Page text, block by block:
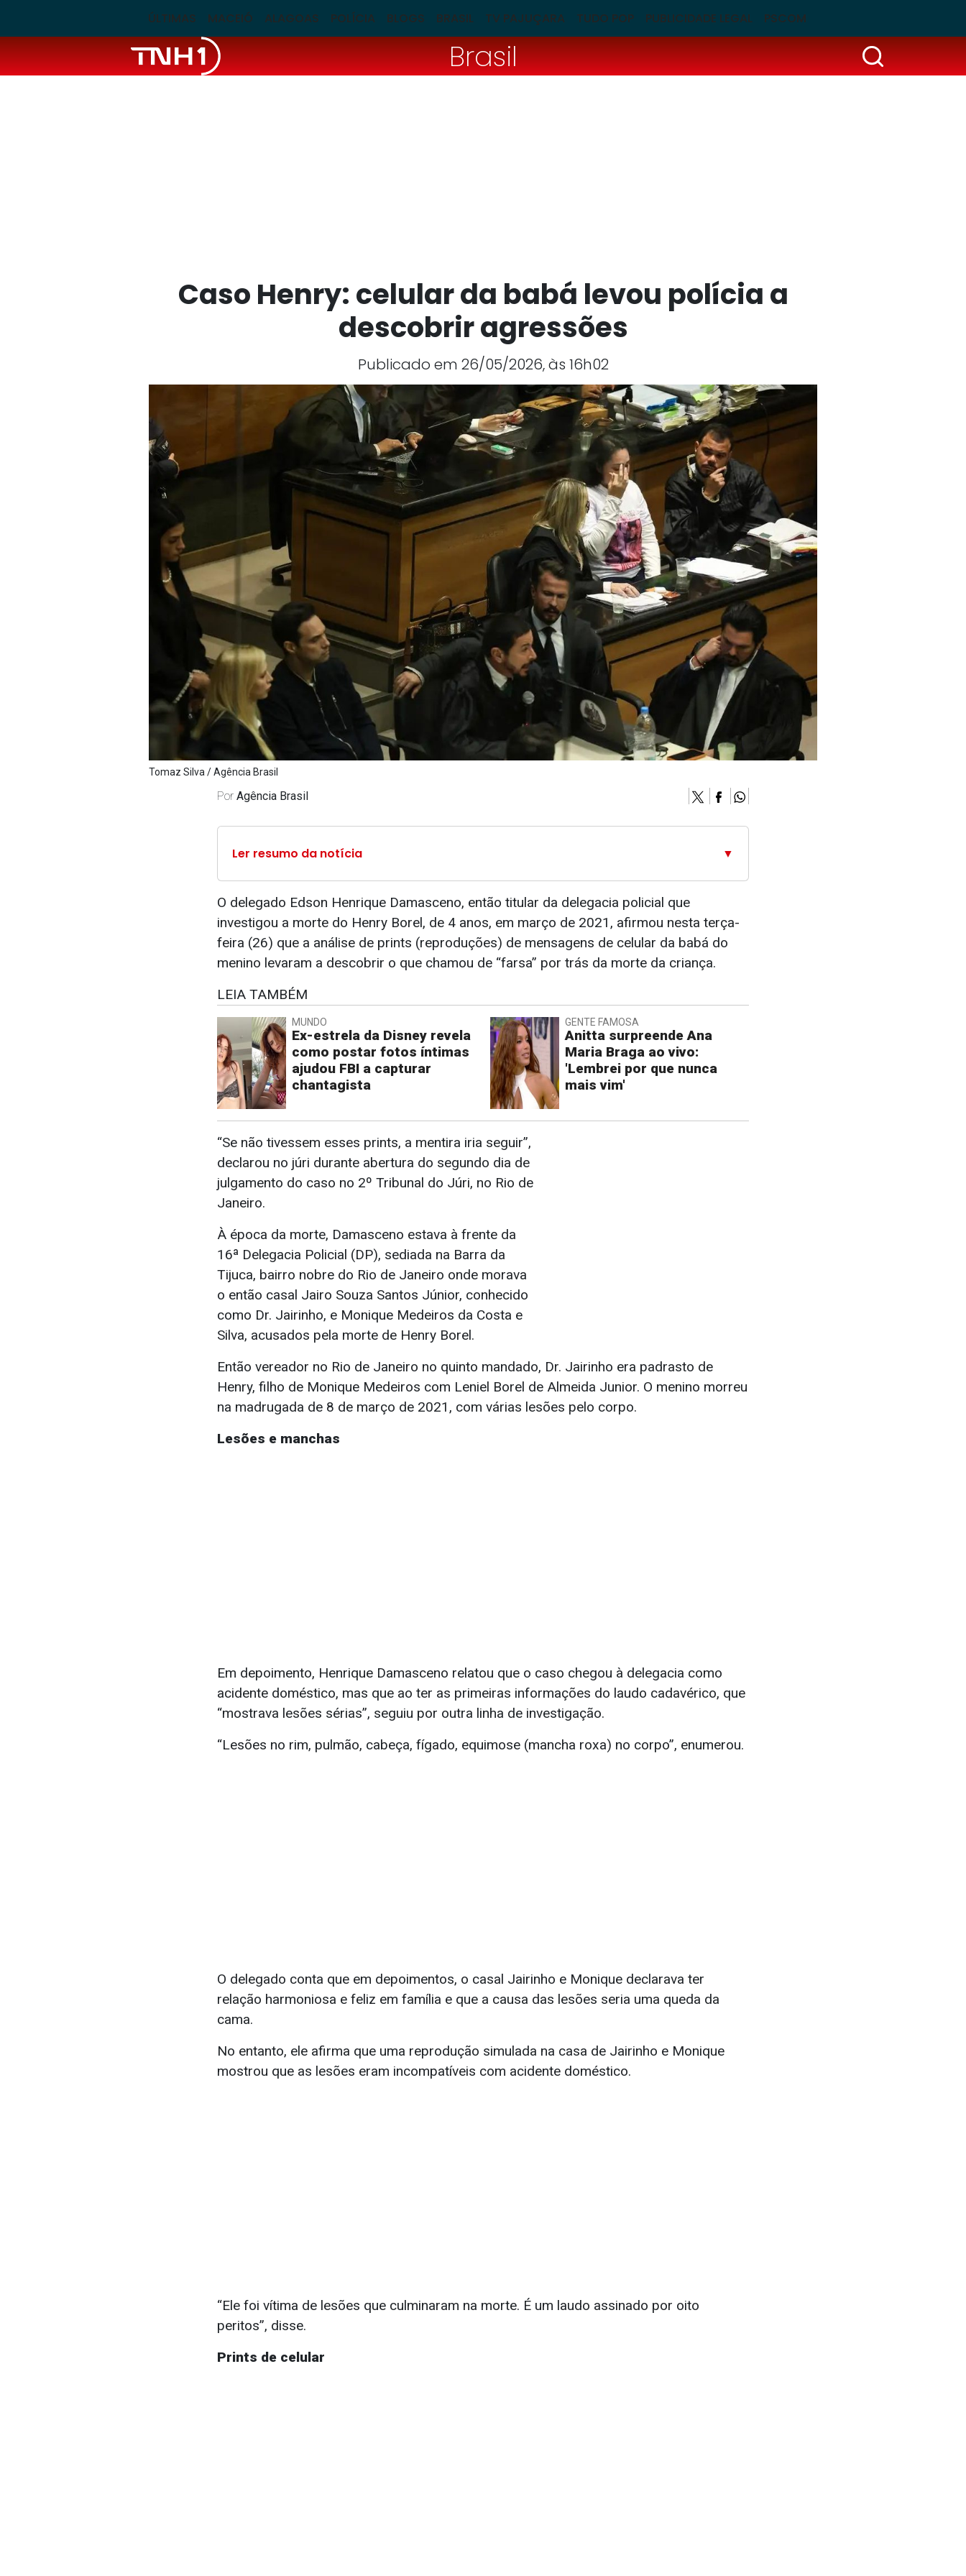
ÚLTIMAS MACEIÓ ALAGOAS POLÍCIA BLOGS BRASIL TV PAJUÇARA TUDO POP PUBLICIDADE LEGAL PSCOM
Brasil
Caso Henry: celular da babá levou polícia a
descobrir agressões
Publicado em 26/05/2026, às 16h02
Tomaz Silva / Agência Brasil
Por Agência Brasil
Ler resumo da notícia ▼
O delegado Edson Henrique Damasceno, então titular da delegacia policial que
investigou a morte do Henry Borel, de 4 anos, em março de 2021, afirmou nesta terça-
feira (26) que a análise de prints (reproduções) de mensagens de celular da babá do
menino levaram a descobrir o que chamou de “farsa” por trás da morte da criança.
LEIA TAMBÉM
MUNDO
Ex-estrela da Disney revela
como postar fotos íntimas
ajudou FBI a capturar
chantagista
GENTE FAMOSA
Anitta surpreende Ana
Maria Braga ao vivo:
'Lembrei por que nunca
mais vim'
“Se não tivessem esses prints, a mentira iria seguir”,
declarou no júri durante abertura do segundo dia de
julgamento do caso no 2º Tribunal do Júri, no Rio de
Janeiro.
À época da morte, Damasceno estava à frente da
16ª Delegacia Policial (DP), sediada na Barra da
Tijuca, bairro nobre do Rio de Janeiro onde morava
o então casal Jairo Souza Santos Júnior, conhecido
como Dr. Jairinho, e Monique Medeiros da Costa e
Silva, acusados pela morte de Henry Borel.
Então vereador no Rio de Janeiro no quinto mandado, Dr. Jairinho era padrasto de
Henry, filho de Monique Medeiros com Leniel Borel de Almeida Junior. O menino morreu
na madrugada de 8 de março de 2021, com várias lesões pelo corpo.
Lesões e manchas
Em depoimento, Henrique Damasceno relatou que o caso chegou à delegacia como
acidente doméstico, mas que ao ter as primeiras informações do laudo cadavérico, que
“mostrava lesões sérias”, seguiu por outra linha de investigação.
“Lesões no rim, pulmão, cabeça, fígado, equimose (mancha roxa) no corpo”, enumerou.
O delegado conta que em depoimentos, o casal Jairinho e Monique declarava ter
relação harmoniosa e feliz em família e que a causa das lesões seria uma queda da
cama.
No entanto, ele afirma que uma reprodução simulada na casa de Jairinho e Monique
mostrou que as lesões eram incompatíveis com acidente doméstico.
“Ele foi vítima de lesões que culminaram na morte. É um laudo assinado por oito
peritos”, disse.
Prints de celular